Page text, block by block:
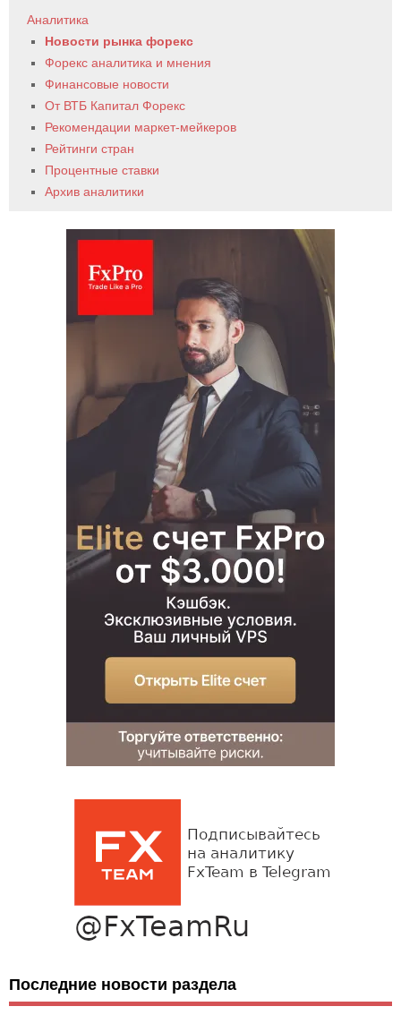
Аналитика
Новости рынка форекс
Форекс аналитика и мнения
Финансовые новости
От ВТБ Капитал Форекс
Рекомендации маркет-мейкеров
Рейтинги стран
Процентные ставки
Архив аналитики
Последние новости раздела